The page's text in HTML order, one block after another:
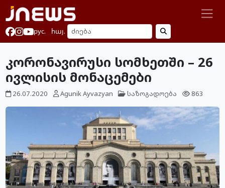
рус. հայ.
კორონავირუსი სომხეთში – 26
ივლისის მონაცემები
26.07.2020 Agunik Ayvazyan საზოგადოება 863